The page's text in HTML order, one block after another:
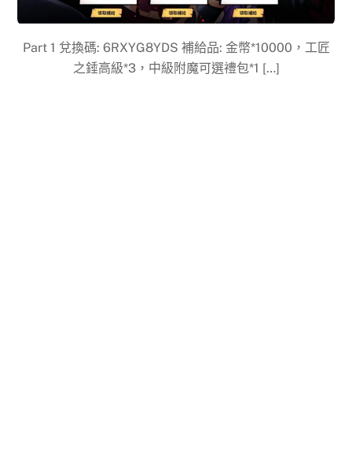
Part 1 兌換碼: 6RXYG8YDS 補給品: 金幣*10000，工匠
之錘高級*3，中級附魔可選禮包*1 […]